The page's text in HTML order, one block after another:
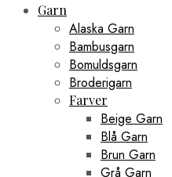
Garn
Alaska Garn
Bambusgarn
Bomuldsgarn
Broderigarn
Farver
Beige Garn
Blå Garn
Brun Garn
Grå Garn